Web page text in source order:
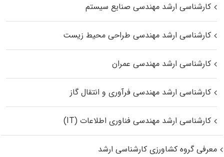
کارشناسی ارشد مهندسی صنایع سیستم
کارشناسی ارشد مهندسی طراحی محیط زیست
کارشناسی ارشد مهندسی عمران
کارشناسی ارشد مهندسی فرآوری و انتقال گاز
کارشناسی ارشد مهندسی فناوری اطلاعات (IT)
معرفی گروه کشاورزی کارشناسی ارشد